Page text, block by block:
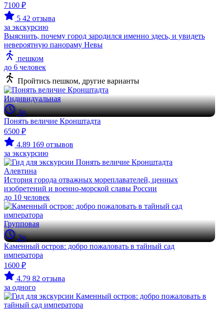
7100 ₽
5 42 отзыва
за экскурсию
Выяснить, почему город зародился именно здесь, и увидеть
невероятную панораму Невы
пешком
до 6 человек
Пройтись пешком, другие варианты
Индивидуальная
3ч
Понять величие Кронштадта
6500 ₽
4.89 169 отзывов
за экскурсию
Алевтина
История города отважных мореплавателей, ценных
изобретений и военно-морской славы России
до 10 человек
Групповая
2ч
Каменный остров: добро пожаловать в тайный сад
императора
1600 ₽
4.79 82 отзыва
за одного